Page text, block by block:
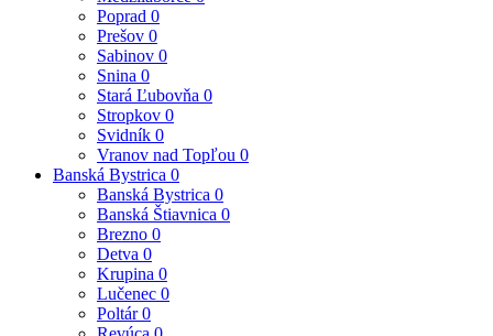
Poprad 0
Prešov 0
Sabinov 0
Snina 0
Stará Ľubovňa 0
Stropkov 0
Svidník 0
Vranov nad Topľou 0
Banská Bystrica 0
Banská Bystrica 0
Banská Štiavnica 0
Brezno 0
Detva 0
Krupina 0
Lučenec 0
Poltár0